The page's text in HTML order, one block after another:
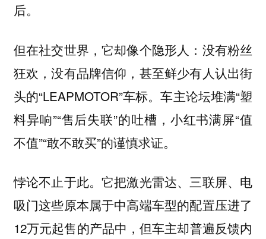
后。
但在社交世界，它却像个隐形人：没有粉丝
狂欢，没有品牌信仰，甚至鲜少有人认出街
头的“LEAPMOTOR”车标。车主论坛堆满“塑
料异响”“售后失联”的吐槽，小红书满屏“值
不值”“敢不敢买”的谨慎求证。
悖论不止于此。它把激光雷达、三联屏、电
吸门这些原本属于中高端车型的配置压进了
12万元起售的产品中，但车主却普遍反馈内